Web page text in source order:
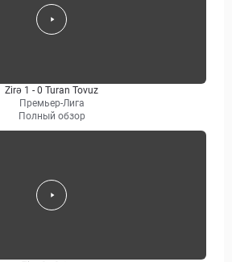
Zirə 1 - 0 Turan Tovuz
Премьер-Лига
Полный обзор